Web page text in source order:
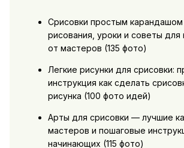
Срисовки простым
рисования, уроки и советы
от мастеров (135 фото)
Легкие рисунки для срисовки:
инструкция как сделать
рисунка (100 фото идей)
Арты для срисовки — лучшие
мастеров и пошаговые
начинающих (115 фото)